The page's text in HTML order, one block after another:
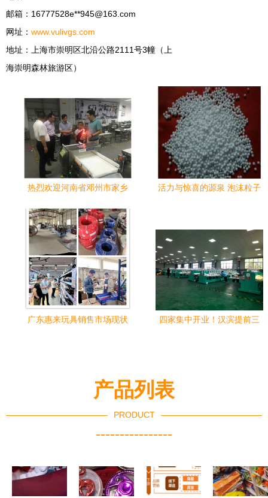
邮箱：16777528e**945@163.com
网址： www.vulivgs.com
地址：上海市崇明区北沿公路2111号3幢（上
海崇明森林旅游区）
热烈欢迎河南省邓州市家乡
工作
活力与惊喜的源泉 泡沫粒子
广东惠来玩具销售市场现状
四家集中开业！汉滨提前三
产品列表
PRODUCT
----------------